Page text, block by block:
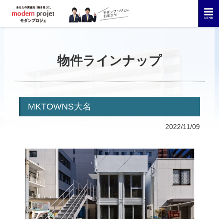
物件ラインナップ
MKTOWNS大名
2022/11/09